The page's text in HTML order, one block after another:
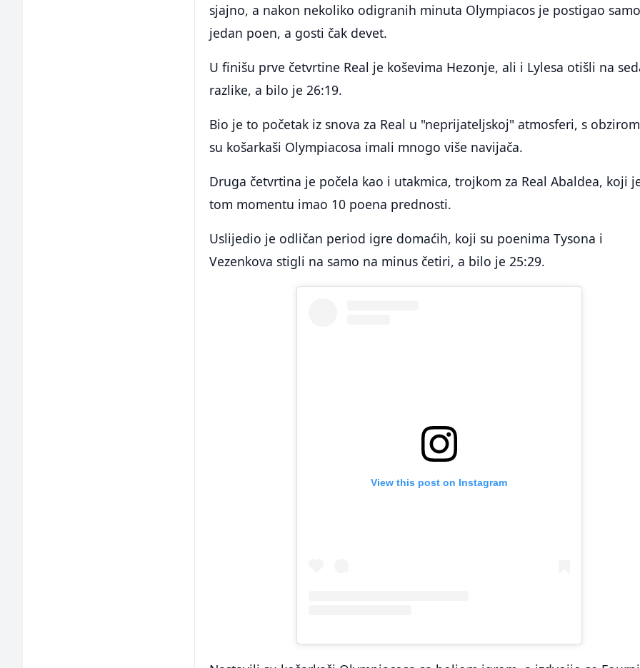
sjajno, a nakon nekoliko odigranih minuta Olympiacos je postigao
jedan poen, a gosti čak devet.
U finišu prve četvrtine Real je koševima Hezonje, ali i Lylesa otišli na
razlike, a bilo je 26:19.
Bio je to početak iz snova za Real u "neprijateljskoj" atmosferi, s
su košarkaši Olympiacosa imali mnogo više navijača.
Druga četvrtina je počela kao i utakmica, trojkom za Real Abaldea, koji
tom momentu imao 10 poena prednosti.
Uslijedio je odličan period igre domaćih, koji su poenima Tysona i
Vezenkova stigli na samo na minus četiri, a bilo je 25:29.
View this post on Instagram